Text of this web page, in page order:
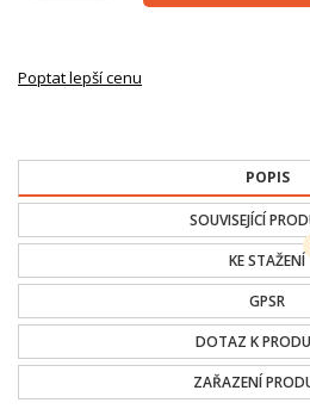
Poptat lepší cenu
POPIS
SOUVISEJÍCÍ
KE STAŽENÍ
GPSR
DOTAZ K
ZAŘAZENÍ